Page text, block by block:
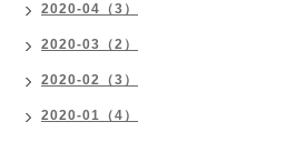
2020-04（3）
2020-03（2）
2020-02（3）
2020-01（4）